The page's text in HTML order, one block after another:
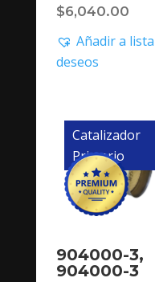
$6,040.00
Añadir a
deseos
Catalizador
Primario
904000-3,
904000-3